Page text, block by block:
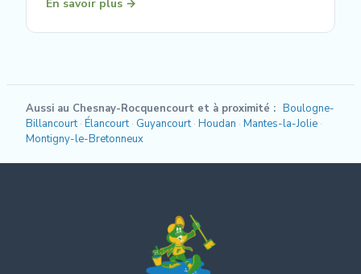
En savoir plus →
Aussi au Chesnay-Rocquencourt et à proximité : Boulogne-
Billancourt Élancourt Guyancourt Houdan Mantes-la-Jolie
Montigny-le-Bretonneux